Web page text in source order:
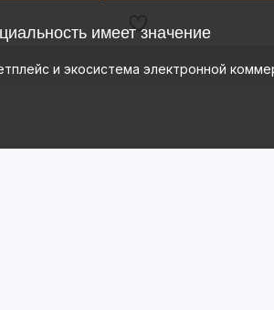
имеет значение
и экосистема электронной